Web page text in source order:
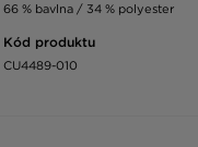
66 % bavlna / 34 % polyester
Kód produktu
CU4489-010